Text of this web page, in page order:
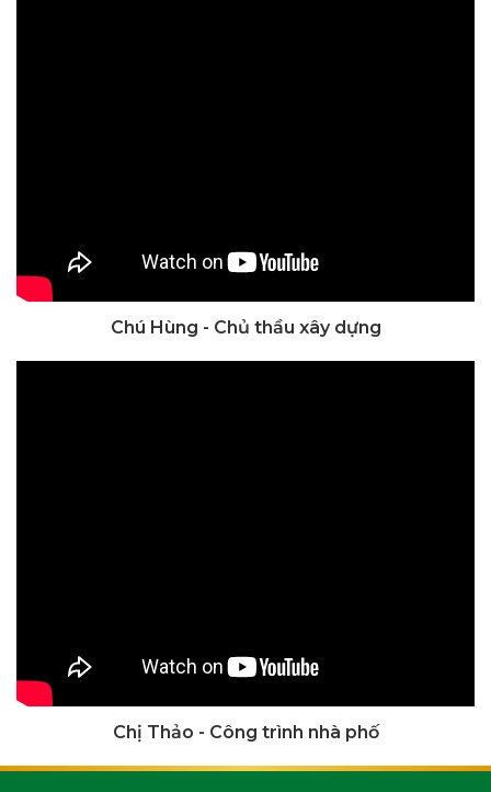
Chú Hùng - Chủ thầu xây dựng
Chị Thảo - Công trình nhà phố